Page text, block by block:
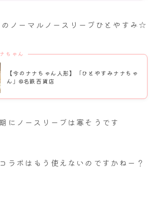
ノーマルノースリーブひとやすみ☆
ちゃん
【今のナナちゃん人形】「ひとやすみナナちゃ
ん」@名鉄百貨店
にノースリーブは寒そうです
ラボはもう使えないのですかねー？